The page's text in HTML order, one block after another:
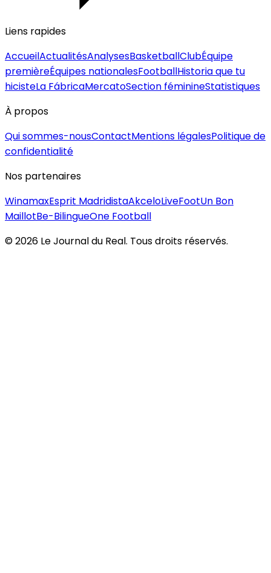
Liens rapides
AccueilActualitésAnalysesBasketballClubÉquipe
premièreÉquipes nationalesFootballHistoria que tu
hicisteLa FábricaMercatoSection féminineStatistiques
À propos
Qui sommes-nousContactMentions légalesPolitique de
confidentialité
Nos partenaires
WinamaxEsprit MadridistaAkceloLiveFootUn Bon
MaillotBe-BilingueOne Football
©2026 Le Journal du Real. Tous droits réservés.